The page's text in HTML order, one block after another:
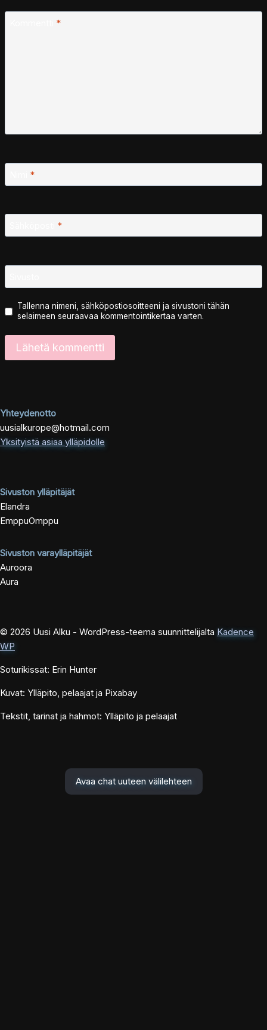
*
*
*
Tallenna nimeni, sähköpostiosoitteeni ja sivustoni tähän
selaimeen seuraavaa kommentointikertaa varten.
Yhteydenotto
uusialkurope@hotmail.com
Yksityistä asiaa ylläpidolle
Sivuston ylläpitäjät
Elandra
EmppuOmppu
Sivuston varaylläpitäjät
Auroora
Aura
© 2026 Uusi Alku - WordPress-teema suunnittelijalta Kadence
WP
Soturikissat: Erin Hunter
Kuvat: Ylläpito, pelaajat ja Pixabay
Tekstit, tarinat ja hahmot: Ylläpito ja pelaajat
Avaa chat uuteen välilehteen